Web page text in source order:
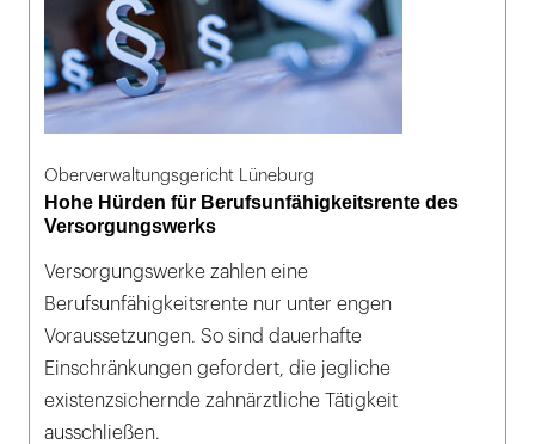
Oberverwaltungsgericht Lüneburg
Hohe Hürden für Berufsunfähigkeitsrente des
Versorgungswerks
Versorgungswerke zahlen eine
Berufsunfähigkeitsrente nur unter engen
Voraussetzungen. So sind dauerhafte
Einschränkungen gefordert, die jegliche
existenzsichernde zahnärztliche Tätigkeit
ausschließen.